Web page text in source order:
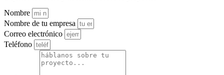
Nombre
Nombre de tu empresa
Correo electrónico
Teléfono